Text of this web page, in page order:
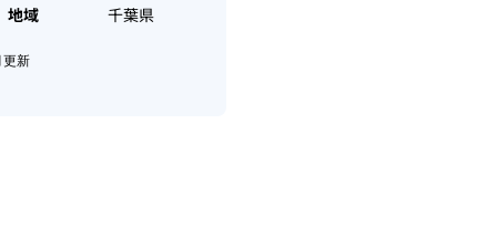
地域
千葉県
更新